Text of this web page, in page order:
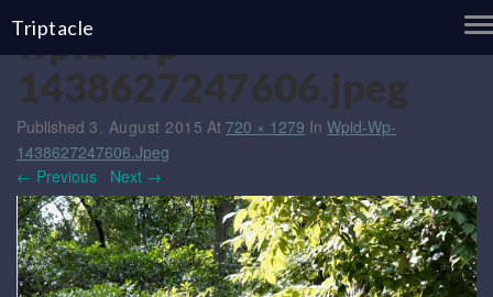
Triptacle
wpid-wp-
1438627247606.jpeg
Published 3. August 2015 At 720 × 1279 In Wpid-Wp-
1438627247606.jpeg
← Previous
Next →